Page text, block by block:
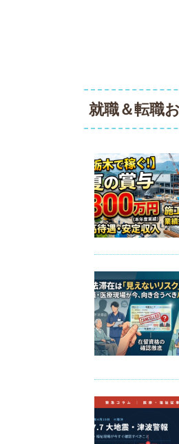
就職＆転職